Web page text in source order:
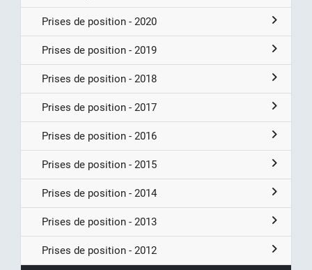
Prises de position - 2020
Prises de position - 2019
Prises de position - 2018
Prises de position - 2017
Prises de position - 2016
Prises de position - 2015
Prises de position - 2014
Prises de position - 2013
Prises de position - 2012